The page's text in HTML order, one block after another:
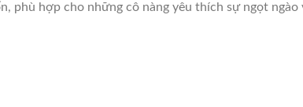
phù hợp cho những cô nàng yêu thích sự ngọt ngào